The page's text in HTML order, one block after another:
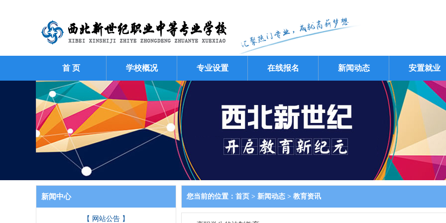
首 页 学校概况 专业设置 在线报名 新闻动态 安置就业
新闻中心
【 网站公告 】
您当前的位置： 首页 > 新闻动态 > 教育资讯